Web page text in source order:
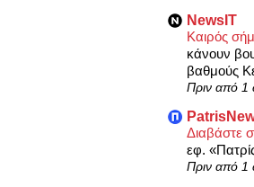
NewsIT
Καιρός
κάνουν
βαθμούς
Πριν από 1
Διαβάστε
εφ.
Πριν από 1